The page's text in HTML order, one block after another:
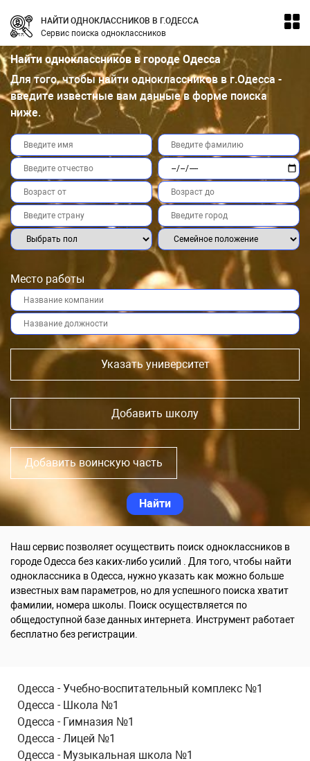
НАЙТИ ОДНОКЛАССНИКОВ В Г.ОДЕССА
Сервис поиска одноклассников
Найти одноклассников в городе Одесса
Для того, чтобы найти одноклассников в г.Одесса -
введите известные вам данные в форме поиска
ниже.
Место работы
Указать университет
Добавить школу
Добавить воинскую часть
Наш сервис позволяет осуществить поиск одноклассников в
городе Одесса без каких-либо усилий . Для того, чтобы найти
одноклассника в Одесса, нужно указать как можно больше
известных вам параметров, но для успешного поиска хватит
фамилии, номера школы. Поиск осуществляется по
общедоступной базе данных интернета. Инструмент работает
бесплатно без регистрации.
Одесса - Учебно-воспитательный комплекс №1
Одесса - Школа №1
Одесса - Гимназия №1
Одесса - Лицей №1
Одесса - Музыкальная школа №1